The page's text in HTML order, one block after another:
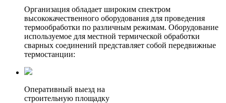
Организация обладает широким спектром
высококачественного оборудования для проведения
термообработки по различным режимам. Оборудование
используемое для местной термической обработки
сварных соединений представляет собой передвижные
термостанции:
Оперативный выезд на
строительную площадку